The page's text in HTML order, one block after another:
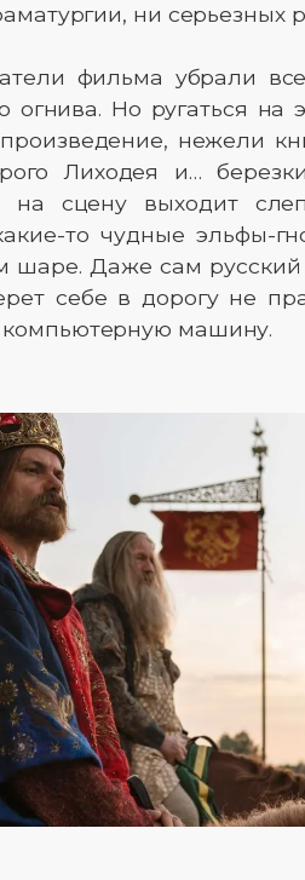
ни серьезных
фильма убрали
огнива. Но ругаться на
нежели
Лиходея и…
на сцену выходит
то чудные эльфы-
шаре. Даже сам
себе в дорогу не
машину.